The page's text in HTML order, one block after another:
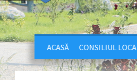
ACASĂ CONSILIUL